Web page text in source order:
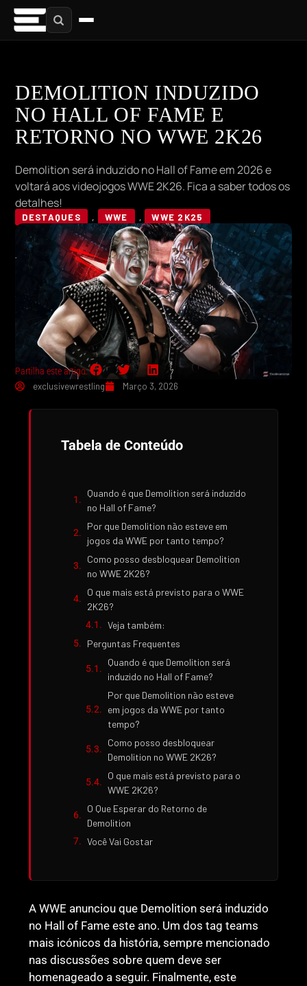
DEMOLITION INDUZIDO
NO HALL OF FAME E
RETORNO NO WWE 2K26
Demolition será induzido no Hall of Fame em 2026 e
voltará aos videojogos WWE 2K26. Fica a saber todos os
detalhes!
DESTAQUES , WWE , WWE 2K25
Partilha este artigo:
exclusivewrestling
Março 3, 2026
Tabela de Conteúdo
Quando é que Demolition será induzido
no Hall of Fame?
Por que Demolition não esteve em
jogos da WWE por tanto tempo?
Como posso desbloquear Demolition
no WWE 2K26?
O que mais está previsto para o WWE
2K26?
Veja também:
Perguntas Frequentes
Quando é que Demolition será
induzido no Hall of Fame?
Por que Demolition não esteve
em jogos da WWE por tanto
tempo?
Como posso desbloquear
Demolition no WWE 2K26?
O que mais está previsto para o
WWE 2K26?
O Que Esperar do Retorno de
Demolition
Você Vai Gostar
A WWE anunciou que Demolition será induzido
no Hall of Fame este ano. Um dos tag teams
mais icónicos da história, sempre mencionado
nas discussões sobre quem deve ser
homenageado a seguir. Finalmente, este